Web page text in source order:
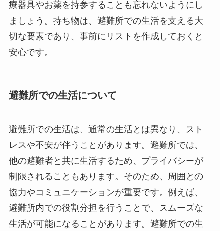
療器具やお薬を持参することも忘れないようにし
ましょう。持ち物は、避難所での生活を支える大
切な要素であり、事前にリストを作成しておくと
安心です。
避難所での生活について
避難所での生活は、通常の生活とは異なり、スト
レスや不安が伴うことがあります。避難所では、
他の避難者と共に生活するため、プライバシーが
制限されることもあります。そのため、周囲との
協力やコミュニケーションが重要です。例えば、
避難所内での役割分担を行うことで、スムーズな
生活が可能になることがあります。避難所での生